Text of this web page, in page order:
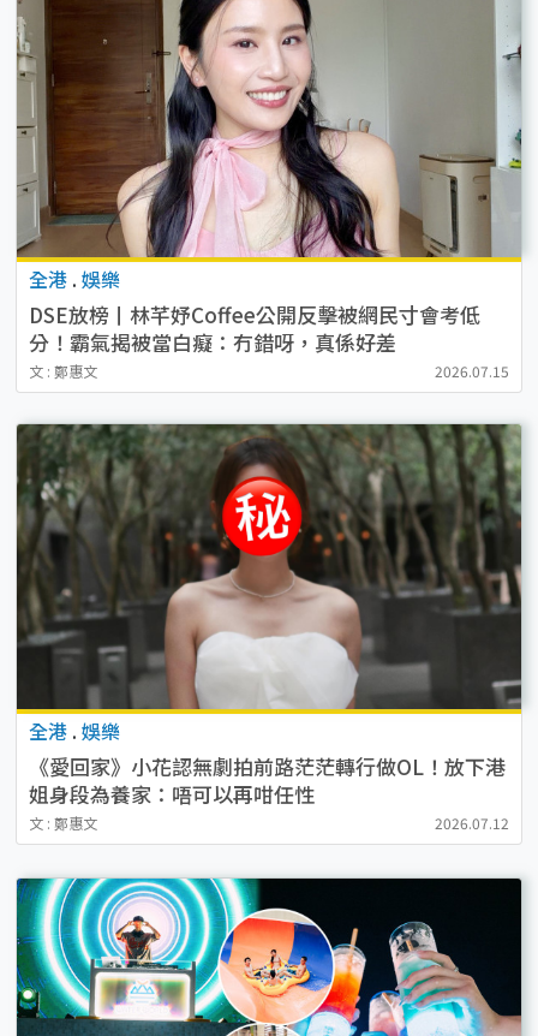
全港 . 娛樂
DSE放榜丨林芊妤Coffee公開反擊被網民寸會考低
分！霸氣揭被當白癡：冇錯呀，真係好差
文 : 鄭惠文 2026.07.15
全港 . 娛樂
《愛回家》小花認無劇拍前路茫茫轉行做OL！放下港
姐身段為養家：唔可以再咁任性
文 : 鄭惠文 2026.07.12